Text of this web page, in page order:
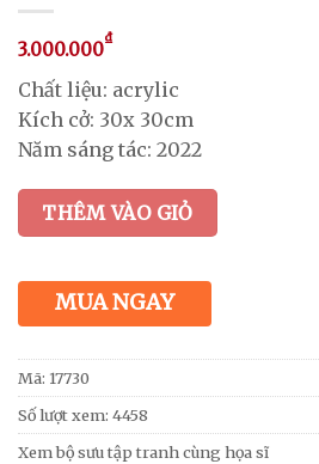
3.000.000₫
Chất liệu: acrylic
Kích cở: 30x 30cm
Năm sáng tác: 2022
THÊM VÀO GIỎ
MUA NGAY
Mã: 17730
Số lượt xem: 4458
Xem bộ sưu tập tranh cùng họa sĩ